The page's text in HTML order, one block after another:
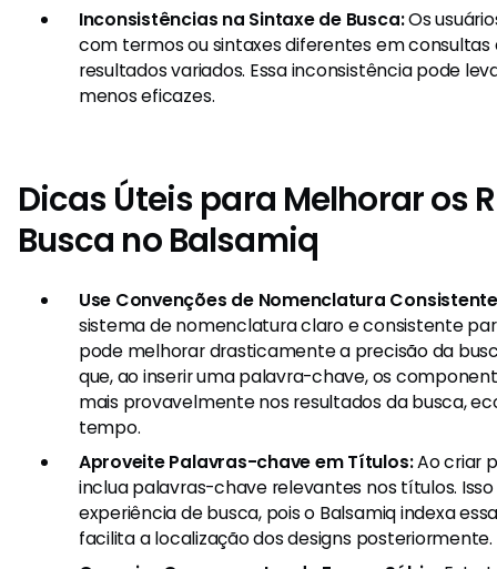
Inconsistências na Sintaxe de Busca:Os
com termos ou sintaxes diferentes em consultas
resultados variados. Essa inconsistência pode
menos eficazes.
Dicas Úteis para Melhorar os
Busca no Balsamiq
Use Convenções de Nomenclatura
sistema de nomenclatura claro e consistente
pode melhorar drasticamente a precisão da
que, ao inserir uma palavra-chave, os
mais provavelmente nos resultados da busca,
tempo.
Aproveite Palavras-chave em Títulos:Ao criar
inclua palavras-chave relevantes nos títulos.
experiência de busca, pois o Balsamiq indexa
facilita a localização dos designs posteriormente.